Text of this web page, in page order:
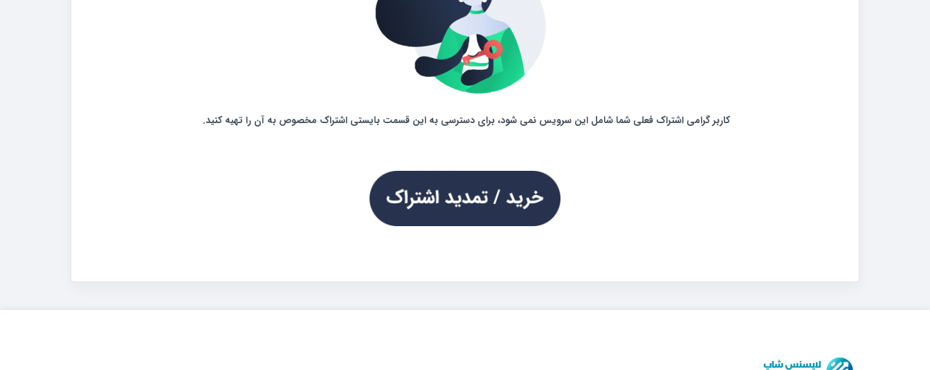
کاربر گرامی اشتراک فعلی شما شامل این سرویس نمی شود، برای دسترسی به این قسمت بایستی اشتراک مخصوص به آن را تهیه کنید.